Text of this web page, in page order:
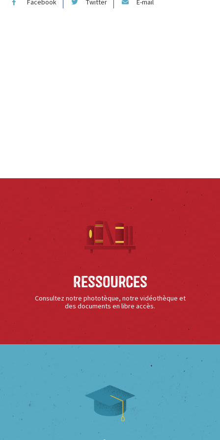
Ressources
Consultez notre phototèque, notre vidéothèque et
des documents en libre accès.